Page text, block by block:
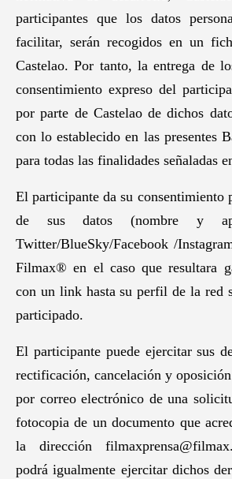
participantes que los datos
facilitar, serán recogidos en un
Castelao. Por tanto, la entrega de
consentimiento expreso del
por parte de Castelao de dichos
con lo establecido en las presentes
para todas las finalidades señaladas
El participante da su consentimiento
de sus datos (nombre y
Twitter/BlueSky/Facebook /
Filmax® en el caso que resultara
con un link hasta su perfil de la red
participado.
El participante puede ejercitar sus
rectificación, cancelación y
por correo electrónico de una
fotocopia de un documento que
la dirección
podrá igualmente ejercitar dichos